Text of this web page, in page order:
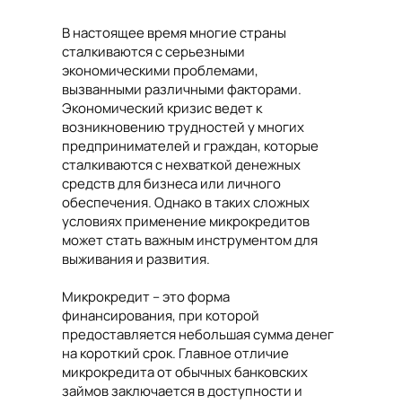
В настоящее время многие страны
сталкиваются с серьезными
экономическими проблемами,
вызванными различными факторами.
Экономический кризис ведет к
возникновению трудностей у многих
предпринимателей и граждан, которые
сталкиваются с нехваткой денежных
средств для бизнеса или личного
обеспечения. Однако в таких сложных
условиях применение микрокредитов
может стать важным инструментом для
выживания и развития.
Микрокредит – это форма
финансирования, при которой
предоставляется небольшая сумма денег
на короткий срок. Главное отличие
микрокредита от обычных банковских
займов заключается в доступности и